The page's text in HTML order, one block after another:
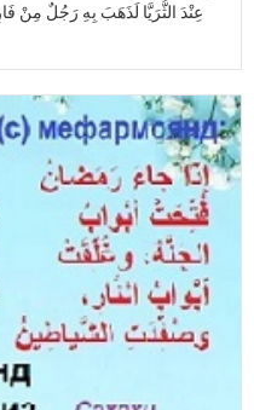
عِنْدَ ‏الثُّرَيَّا‏ ‏لَذَهَبَ بِهِ رَجُلٌ مِنْ